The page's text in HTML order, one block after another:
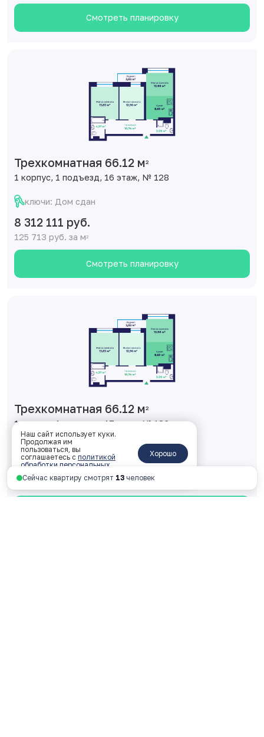
Смотреть планировку
Трехкомнатная 66.12 м2
1 корпус, 1 подъезд, 16 этаж, № 128
ключи: Дом сдан
8 312 111 руб.
125 713 руб. за м2
Смотреть планировку
Трехкомнатная 66.12 м2
1 корпус, 1 подъезд, 17 этаж, № 136
ключи: Дом сдан
8 511 601 руб.
128 730 руб. за м
Сейчас квартиру смотрят 2 человека
Наш сайт использует куки.
Продолжая им
пользоваться, вы
соглашаетесь с политикой
обработки персональных
данных
Хорошо